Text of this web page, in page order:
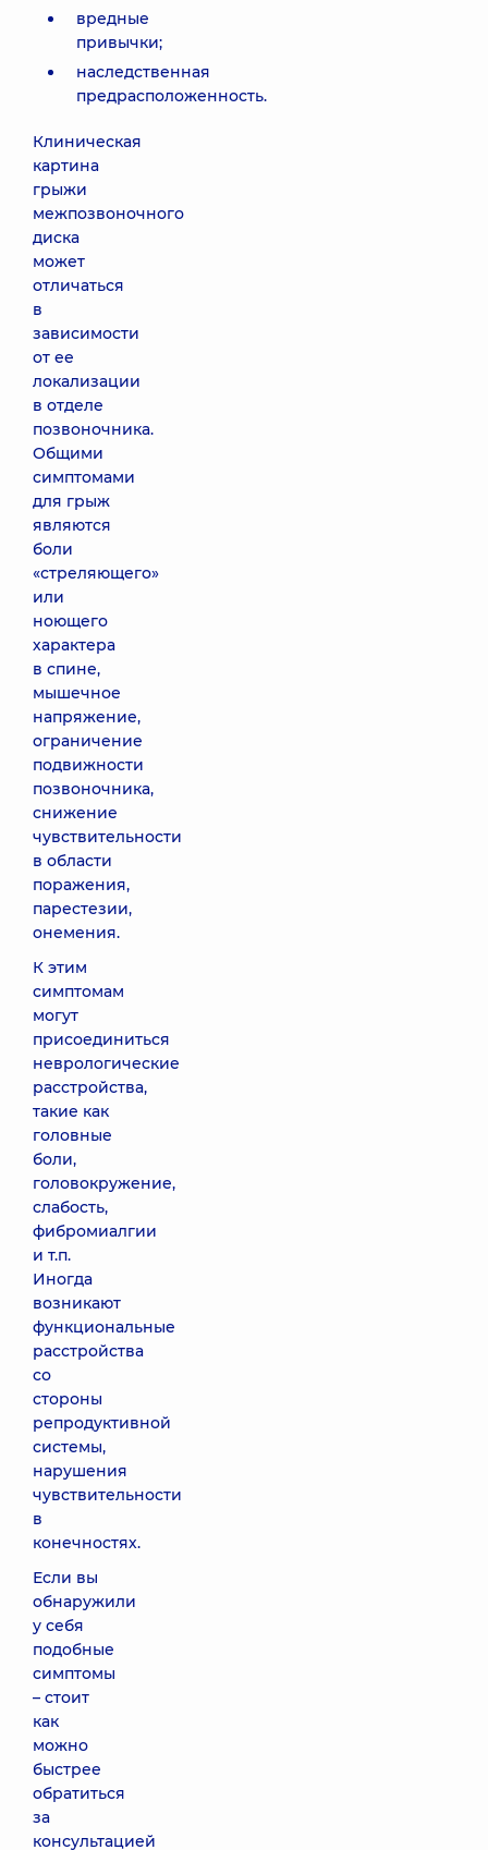
вредные
привычки;
наследственная
предрасположенность.
Клиническая
картина
грыжи
межпозвоночного
диска
может
отличаться
в
зависимости
от ее
локализации
в отделе
позвоночника.
Общими
симптомами
для грыж
являются
боли
«стреляющего»
или
ноющего
характера
в спине,
мышечное
напряжение,
ограничение
подвижности
позвоночника,
снижение
чувствительности
в области
поражения,
парестезии,
онемения.
К этим
симптомам
могут
присоединиться
неврологические
расстройства,
такие как
головные
боли,
головокружение,
слабость,
фибромиалгии
и т.п.
Иногда
возникают
функциональные
расстройства
со
стороны
репродуктивной
системы,
нарушения
чувствительности
в
конечностях.
Если вы
обнаружили
у себя
подобные
симптомы
– стоит
как
можно
быстрее
обратиться
за
консультацией